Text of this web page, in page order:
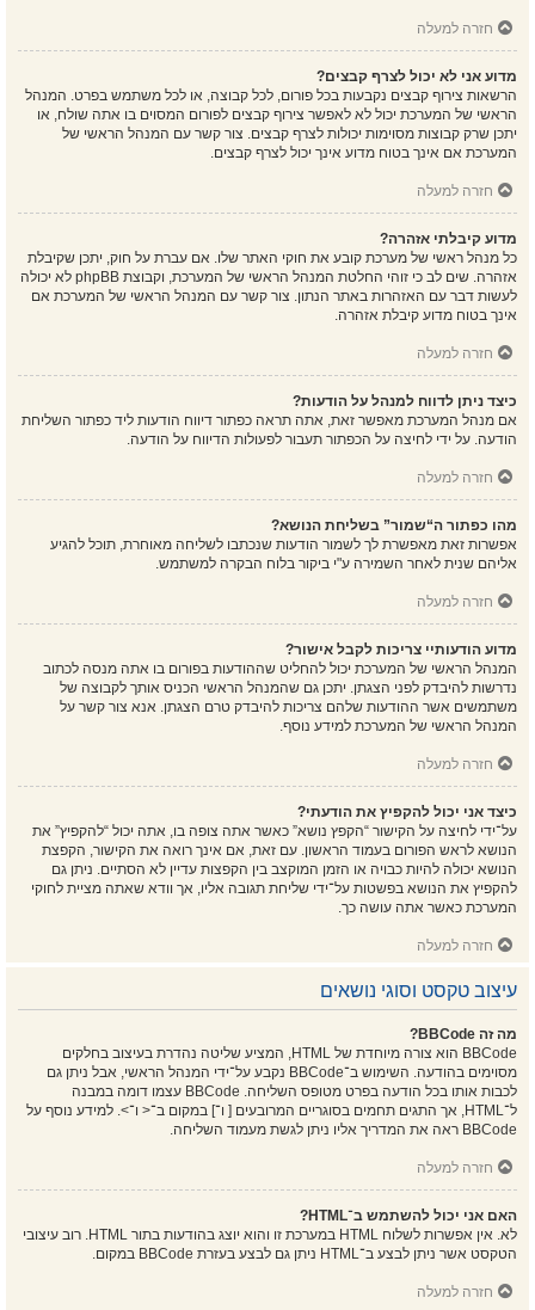
חזרה למעלה
מדוע אני לא יכול לצרף קבצים?
הרשאות צירוף קבצים נקבעות בכל פורום, לכל קבוצה, או לכל משתמש בפרט. המנהל
הראשי של המערכת יכול לא לאפשר צירוף קבצים לפורום המסוים בו אתה שולח, או
יתכן שרק קבוצות מסוימות יכולות לצרף קבצים. צור קשר עם המנהל הראשי של
המערכת אם אינך בטוח מדוע אינך יכול לצרף קבצים.
חזרה למעלה
מדוע קיבלתי אזהרה?
כל מנהל ראשי של מערכת קובע את חוקי האתר שלו. אם עברת על חוק, יתכן שקיבלת
אזהרה. שים לב כי זוהי החלטת המנהל הראשי של המערכת, וקבוצת phpBB לא יכולה
לעשות דבר עם האזהרות באתר הנתון. צור קשר עם המנהל הראשי של המערכת אם
אינך בטוח מדוע קיבלת אזהרה.
חזרה למעלה
כיצד ניתן לדווח למנהל על הודעות?
אם מנהל המערכת מאפשר זאת, אתה תראה כפתור דיווח הודעות ליד כפתור השליחת
הודעה. על ידי לחיצה על הכפתור תעבור לפעולות הדיווח על הודעה.
חזרה למעלה
מהו כפתור ה“שמור” בשליחת הנושא?
אפשרות זאת מאפשרת לך לשמור הודעות שנכתבו לשליחה מאוחרת, תוכל להגיע
אליהם שנית לאחר השמירה ע"י ביקור בלוח הבקרה למשתמש.
חזרה למעלה
מדוע הודעותיי צריכות לקבל אישור?
המנהל הראשי של המערכת יכול להחליט שההודעות בפורום בו אתה מנסה לכתוב
נדרשות להיבדק לפני הצגתן. יתכן גם שהמנהל הראשי הכניס אותך לקבוצה של
משתמשים אשר ההודעות שלהם צריכות להיבדק טרם הצגתן. אנא צור קשר על
המנהל הראשי של המערכת למידע נוסף.
חזרה למעלה
כיצד אני יכול להקפיץ את הודעתי?
על־ידי לחיצה על הקישור “הקפץ נושא” כאשר אתה צופה בו, אתה יכול “להקפיץ” את
הנושא לראש הפורום בעמוד הראשון. עם זאת, אם אינך רואה את הקישור, הקפצת
הנושא יכולה להיות כבויה או הזמן המוקצב בין הקפצות עדיין לא הסתיים. ניתן גם
להקפיץ את הנושא בפשטות על־ידי שליחת תגובה אליו, אך וודא שאתה מציית לחוקי
המערכת כאשר אתה עושה כך.
חזרה למעלה
עיצוב טקסט וסוגי נושאים
מה זה BBCode?
BBCode הוא צורה מיוחדת של HTML, המציע שליטה נהדרת בעיצוב בחלקים
מסוימים בהודעה. השימוש ב־BBCode נקבע על־ידי המנהל הראשי, אבל ניתן גם
לכבות אותו בכל הודעה בפרט מטופס השליחה. BBCode עצמו דומה במבנה
ל־HTML, אך התגים תחמים בסוגריים המרובעים [ ו־] במקום ב־< ו־>. למידע נוסף על
BBCode ראה את המדריך אליו ניתן לגשת מעמוד השליחה.
חזרה למעלה
האם אני יכול להשתמש ב־HTML?
לא. אין אפשרות לשלוח HTML במערכת זו והוא יוצג בהודעות בתור HTML. רוב עיצובי
הטקסט אשר ניתן לבצע ב־HTML ניתן גם לבצע בעזרת BBCode במקום.
חזרה למעלה